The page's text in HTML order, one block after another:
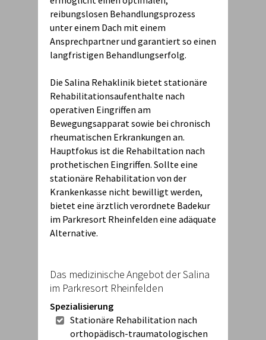
reibungslosen Behandlungsprozess
unter einem Dach mit einem
Ansprechpartner und garantiert so einen
langfristigen Behandlungserfolg.
Die Salina Rehaklinik bietet stationäre
Rehabilitationsaufenthalte nach
operativen Eingriffen am
Bewegungsapparat sowie bei chronisch
rheumatischen Erkrankungen an.
Hauptfokus ist die Rehabiltation nach
prothetischen Eingriffen. Sollte eine
stationäre Rehabilitation von der
Krankenkasse nicht bewilligt werden,
bietet eine ärztlich verordnete Badekur
im Parkresort Rheinfelden eine adäquate
Alternative.
Das medizinische Angebot der Salina
im Parkresort Rheinfelden
Spezialisierung
Stationäre Rehabilitation nach
orthopädisch-traumatologischen